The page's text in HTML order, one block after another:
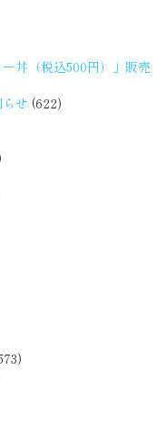
丼（税込500円）」販売
せ (622)